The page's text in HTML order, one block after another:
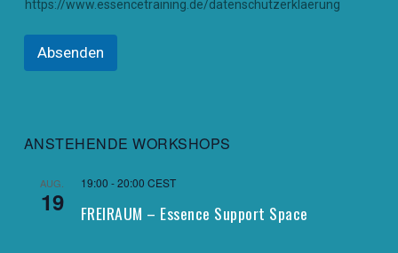
a
u
g
https://www.essencetraining.de/datenschutzerklaerung
Absenden
ANSTEHENDE WORKSHOPS
AUG.
19
19:00 -20:00 CEST
FREIRAUM – Essence Support Space